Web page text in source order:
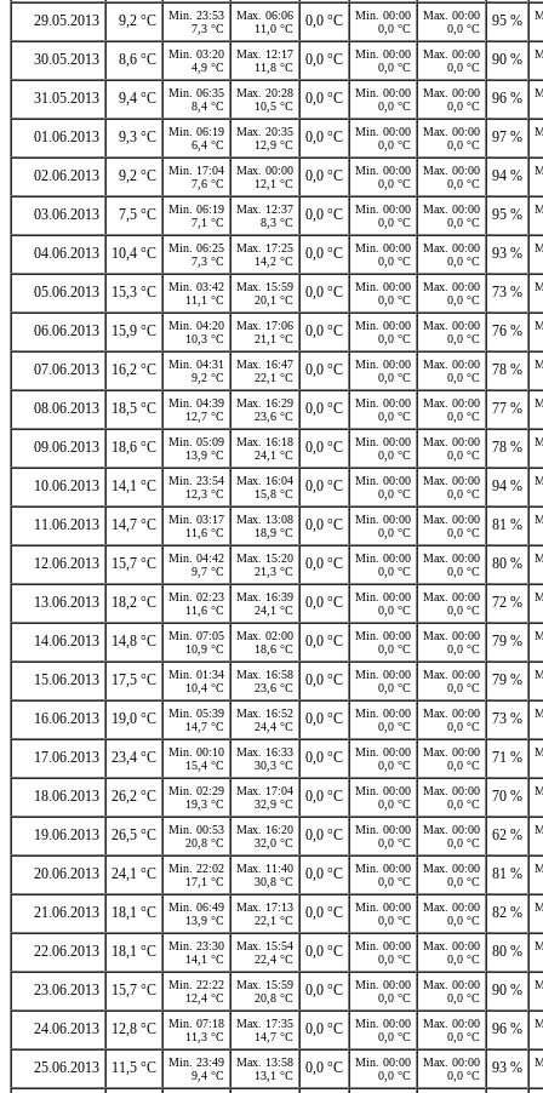
29.05.2013 9,2 °C
Min. 23:53
7,3 °C
Max. 06:06
11,0 °C
0,0 °C
Min. 00:00
0,0 °C
Max. 00:00
0,0 °C
95 %
30.05.2013 8,6 °C
Min. 03:20
4,9 °C
Max. 12:17
11,8 °C
0,0 °C
Min. 00:00
0,0 °C
Max. 00:00
0,0 °C
90 %
31.05.2013 9,4 °C
Min. 06:35
8,4 °C
Max. 20:28
10,5 °C
0,0 °C
Min. 00:00
0,0 °C
Max. 00:00
0,0 °C
96 %
01.06.2013 9,3 °C
Min. 06:19
6,4 °C
Max. 20:35
12,9 °C
0,0 °C
Min. 00:00
0,0 °C
Max. 00:00
0,0 °C
97 %
02.06.2013 9,2 °C
Min. 17:04
7,6 °C
Max. 00:00
12,1 °C
0,0 °C
Min. 00:00
0,0 °C
Max. 00:00
0,0 °C
94 %
03.06.2013 7,5 °C
Min. 06:19
7,1 °C
Max. 12:37
8,3 °C
0,0 °C
Min. 00:00
0,0 °C
Max. 00:00
0,0 °C
95 %
04.06.2013 10,4 °C
Min. 06:25
7,3 °C
Max. 17:25
14,2 °C
0,0 °C
Min. 00:00
0,0 °C
Max. 00:00
0,0 °C
93 %
05.06.2013 15,3 °C
Min. 03:42
11,1 °C
Max. 15:59
20,1 °C
0,0 °C
Min. 00:00
0,0 °C
Max. 00:00
0,0 °C
73 %
06.06.2013 15,9 °C
Min. 04:20
10,3 °C
Max. 17:06
21,1 °C
0,0 °C
Min. 00:00
0,0 °C
Max. 00:00
0,0 °C
76 %
07.06.2013 16,2 °C
Min. 04:31
9,2 °C
Max. 16:47
22,1 °C
0,0 °C
Min. 00:00
0,0 °C
Max. 00:00
0,0 °C
78 %
08.06.2013 18,5 °C
Min. 04:39
12,7 °C
Max. 16:29
23,6 °C
0,0 °C
Min. 00:00
0,0 °C
Max. 00:00
0,0 °C
77 %
09.06.2013 18,6 °C
Min. 05:09
13,9 °C
Max. 16:18
24,1 °C
0,0 °C
Min. 00:00
0,0 °C
Max. 00:00
0,0 °C
78 %
10.06.2013 14,1 °C
Min. 23:54
12,3 °C
Max. 16:04
15,8 °C
0,0 °C
Min. 00:00
0,0 °C
Max. 00:00
0,0 °C
94 %
11.06.2013 14,7 °C
Min. 03:17
11,6 °C
Max. 13:08
18,9 °C
0,0 °C
Min. 00:00
0,0 °C
Max. 00:00
0,0 °C
81 %
12.06.2013 15,7 °C
Min. 04:42
9,7 °C
Max. 15:20
21,3 °C
0,0 °C
Min. 00:00
0,0 °C
Max. 00:00
0,0 °C
80 %
13.06.2013 18,2 °C
Min. 02:23
11,6 °C
Max. 16:39
24,1 °C
0,0 °C
Min. 00:00
0,0 °C
Max. 00:00
0,0 °C
72 %
14.06.2013 14,8 °C
Min. 07:05
10,9 °C
Max. 02:00
18,6 °C
0,0 °C
Min. 00:00
0,0 °C
Max. 00:00
0,0 °C
79 %
15.06.2013 17,5 °C
Min. 01:34
10,4 °C
Max. 16:58
23,6 °C
0,0 °C
Min. 00:00
0,0 °C
Max. 00:00
0,0 °C
79 %
16.06.2013 19,0 °C
Min. 05:39
14,7 °C
Max. 16:52
24,4 °C
0,0 °C
Min. 00:00
0,0 °C
Max. 00:00
0,0 °C
73 %
17.06.2013 23,4 °C
Min. 00:10
15,4 °C
Max. 16:33
30,3 °C
0,0 °C
Min. 00:00
0,0 °C
Max. 00:00
0,0 °C
71 %
18.06.2013 26,2 °C
Min. 02:29
19,3 °C
Max. 17:04
32,9 °C
0,0 °C
Min. 00:00
0,0 °C
Max. 00:00
0,0 °C
70 %
19.06.2013 26,5 °C
Min. 00:53
20,8 °C
Max. 16:20
32,0 °C
0,0 °C
Min. 00:00
0,0 °C
Max. 00:00
0,0 °C
62 %
20.06.2013 24,1 °C
Min. 22:02
17,1 °C
Max. 11:40
30,8 °C
0,0 °C
Min. 00:00
0,0 °C
Max. 00:00
0,0 °C
81 %
21.06.2013 18,1 °C
Min. 06:49
13,9 °C
Max. 17:13
22,1 °C
0,0 °C
Min. 00:00
0,0 °C
Max. 00:00
0,0 °C
82 %
22.06.2013 18,1 °C
Min. 23:30
14,1 °C
Max. 15:54
22,4 °C
0,0 °C
Min. 00:00
0,0 °C
Max. 00:00
0,0 °C
80 %
23.06.2013 15,7 °C
Min. 22:22
12,4 °C
Max. 15:59
20,8 °C
0,0 °C
Min. 00:00
0,0 °C
Max. 00:00
0,0 °C
90 %
24.06.2013 12,8 °C
Min. 07:18
11,3 °C
Max. 17:35
14,7 °C
0,0 °C
Min. 00:00
0,0 °C
Max. 00:00
0,0 °C
96 %
25.06.2013 11,5 °C
Min. 23:49
9,4 °C
Max. 13:58
13,1 °C
0,0 °C
Min. 00:00
0,0 °C
Max. 00:00
0,0 °C
93 %